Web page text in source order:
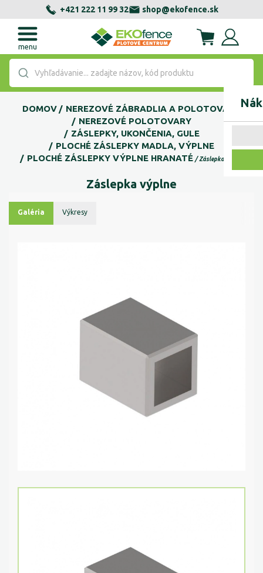
+421 222 11 99 32 shop@ekofence.sk
menu
Vyhľadávanie... zadajte názov, kód produktu
DOMOV
NEREZOVÉ ZÁBRADLIA A POLOTOVARY
NEREZOVÉ POLOTOVARY
ZÁSLEPKY, UKONČENIA, GULE
PLOCHÉ ZÁSLEPKY MADLA, VÝPLNE
PLOCHÉ ZÁSLEPKY VÝPLNE HRANATÉ
Záslepka výplne
Záslepka výplne
Galéria Výkresy